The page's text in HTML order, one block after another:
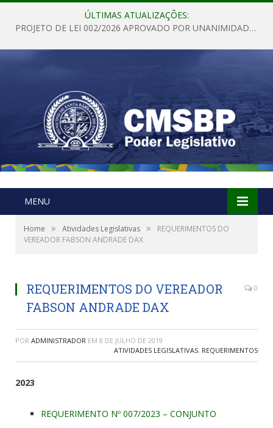
ÚLTIMAS ATUALIZAÇÕES:
PROJETO DE LEI 002/2026 APROVADO POR UNANIMIDADE EM SESSÃO ORDINÁRIA NESTA QUINTA – FEIRA 28 DE MAIO DE 2026
MENU
Home » Atividades Legislativas »
REQUERIMENTOS DO
VEREADOR FABSON ANDRADE DAX
REQUERIMENTOS DO VEREADOR
FABSON ANDRADE DAX
0
POR ADMINISTRADOR EM 8 DE JULHO DE 2019
ATIVIDADES LEGISLATIVAS, REQUERIMENTOS
2023
REQUERIMENTO Nº 007/2023 – CONJUNTO